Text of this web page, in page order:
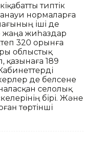
типтік
нормаларға
іші де
жаңа жиһаздар
320 орынға
облыстық
қазынаға 189
де белсене
селолық
бірі. Және
төртінші